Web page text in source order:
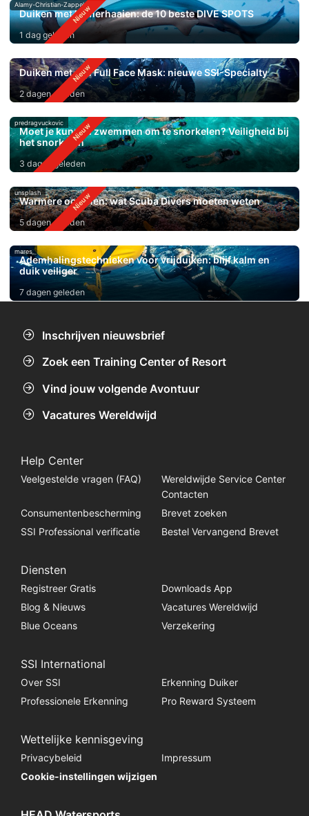
Alamy-Christian-Zappel
Duiken met hamerhaaien: de 10 beste DIVE SPOTS
1 dag geleden
Duiken met een Full Face Mask: nieuwe SSI-Specialty
2 dagen geleden
predragvuckovic
Moet je kunnen zwemmen om te snorkelen? Veiligheid bij
het snorkelen
3 dagen geleden
unsplash
Warmere oceanen: wat Scuba Divers moeten weten
5 dagen geleden
mares
Ademhalingstechnieken voor vrijduiken: blijf kalm en
duik veiliger
7 dagen geleden
Inschrijven nieuwsbrief
Zoek een Training Center of Resort
Vind jouw volgende Avontuur
Vacatures Wereldwijd
Help Center
Veelgestelde vragen (FAQ)
Wereldwijde Service Center
Contacten
Consumentenbescherming
Brevet zoeken
SSI Professional verificatie
Bestel Vervangend Brevet
Diensten
Registreer Gratis
Downloads App
Blog & Nieuws
Vacatures Wereldwijd
Blue Oceans
Verzekering
SSI International
Over SSI
Erkenning Duiker
Professionele Erkenning
Pro Reward Systeem
Wettelijke kennisgeving
Privacybeleid
Impressum
Cookie-instellingen wijzigen